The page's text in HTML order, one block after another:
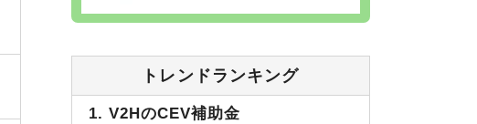
トレンドランキング
1. V2HのCEV補助金